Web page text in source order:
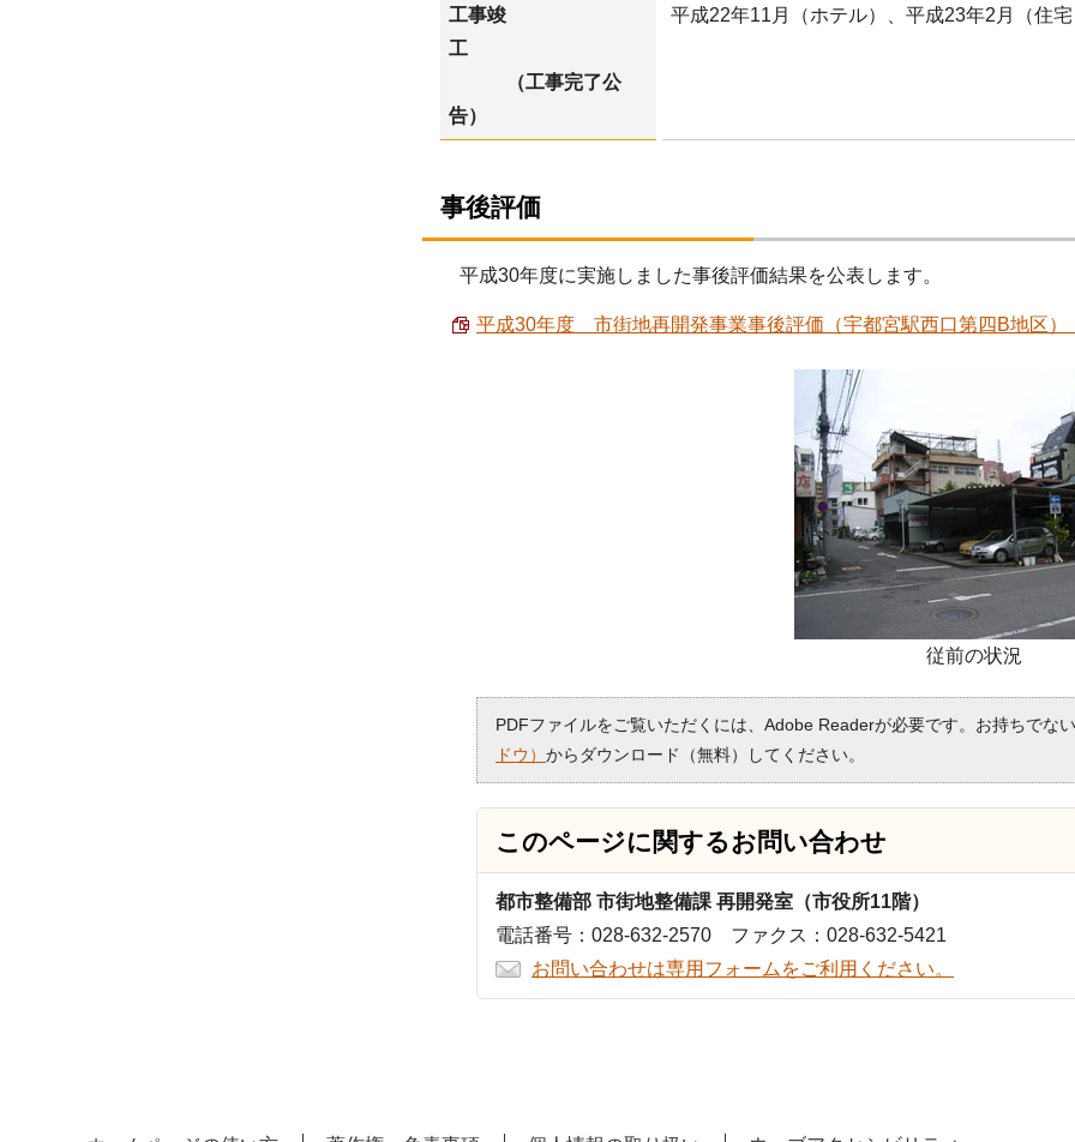
工事竣
工
（工事完了公
告）
平成22年11月（ホテル）、平成23年2月（住
事後評価
平成30年度に実施しました事後評価結果を公表します。
平成30年度 市街地再開発事業事後評価（宇都宮駅西口第四B地区）
従前の状況
PDFファイルをご覧いただくには、Adobe Readerが必要です。お持ちでな
ドウ） からダウンロード（無料）してください。
このページに関するお問い合わせ
都市整備部 市街地整備課 再開発室（市役所11階）
電話番号：028-632-2570 ファクス：028-632-5421
お問い合わせは専用フォームをご利用ください。